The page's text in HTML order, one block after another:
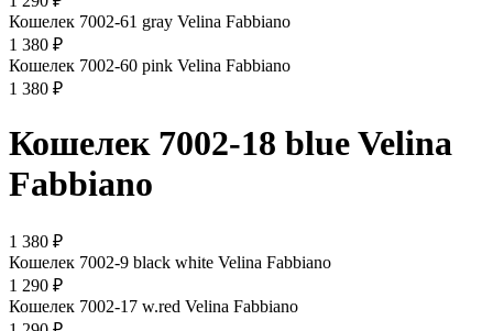
Кошелек 7002-61 gray Velina Fabbiano
1 380 ₽
Кошелек 7002-60 pink Velina Fabbiano
1 380 ₽
Кошелек 7002-18 blue Velina
Fabbiano
1 380 ₽
Кошелек 7002-9 black white Velina Fabbiano
1 290 ₽
Кошелек 7002-17 w.red Velina Fabbiano